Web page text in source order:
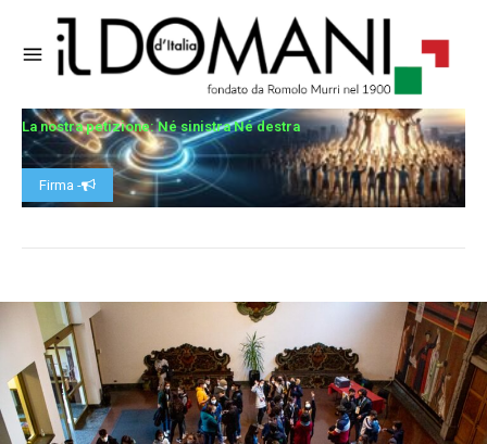
La nostra petizione: Né sinistra Né destra
Firma -